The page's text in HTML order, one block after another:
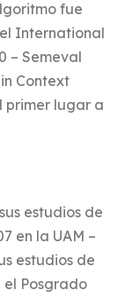
fue
International
– Semeval
Context
primer lugar a
estudios de
en la UAM –
estudios de
el Posgrado